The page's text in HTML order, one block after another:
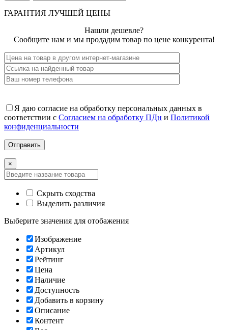
ГАРАНТИЯ ЛУЧШЕЙ ЦЕНЫ
Нашли дешевле?
Сообщите нам и мы продадим товар по цене конкурента!
Я даю согласие на обработку персональных данных в
соответствии с Согласием на обработку ПДн и Политикой
конфиденциальности
×
Скрыть сходства
Выделить различия
Выберите значения для отобажения
Изображение
Артикул
Рейтинг
Цена
Наличие
Доступность
Добавить в корзину
Описание
Контент